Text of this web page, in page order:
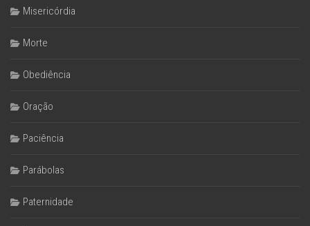
Misericórdia
Morte
Obediência
Oração
Paciência
Parábolas
Paternidade